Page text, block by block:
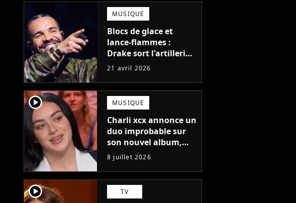
MUSIQUE
Blocs de glace et
lance-flammes :
Drake sort l'artillerie
lourde pour la promo
"ICEMAN"
21 avril 2026
player2 MUSIQUE
Charli xcx annonce un
duo improbable sur
son nouvel album,
vous ne devinerez
jamais qui c'est !
8 juillet 2026
player2 TV